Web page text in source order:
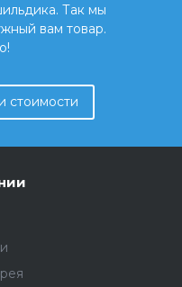
Так мы
вам товар.
стоимости